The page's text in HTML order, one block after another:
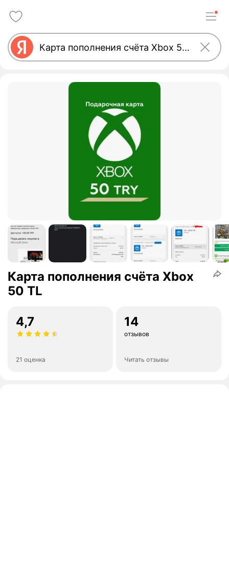
Карта пополнения счёта Xbox
50 TL
4,7
21 оценка
14
отзывов
Читать отзывы